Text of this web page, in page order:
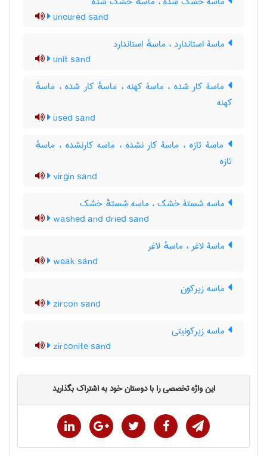
uncured sand
ماسۀ استاندارد ، ماسهٔ استاندارد
unit sand
ماسۀ کار شده ، ماسۀ کهنه ، ماسهٔ کار شده ، ماسهٔ
کهنه
used sand
ماسۀ تازه ، ماسۀ کار نشده ، ماسه کارنشده ، ماسهٔ
تازه
virgin sand
ماسه شستۀ خشک ، ماسه شستهٔ خشک
washed and dried sand
ماسۀ لاغر ، ماسهٔ لاغر
weak sand
ماسه زیرکون
zircon sand
ماسه زیرکونیتی
zirconite sand
این واژه تخصصی را با دوستان خود به اشتراک بگذارید